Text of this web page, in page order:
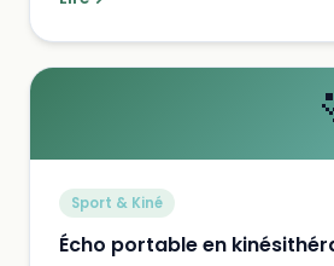
Sport & Kiné
Écho portable en